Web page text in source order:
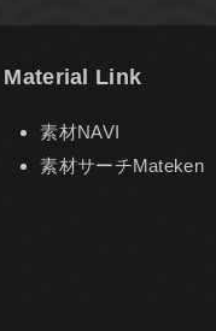
Material Link
素材NAVI
素材サーチMateken